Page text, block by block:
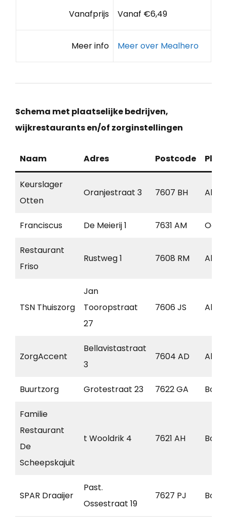
Vanafprijs Vanaf €6,49
Meer info Meer over Mealhero
Schema met plaatselijke bedrijven,
wijkrestaurants en/of zorginstellingen
Naam Adres Postcode
Keurslager
Otten
Oranjestraat 3 7607 BH
Franciscus De Meierij 1 7631 AM
Restaurant
Friso
Rustweg 1 7608 RM
TSN Thuiszorg
Jan
Tooropstraat
27
7606 JS
ZorgAccent
Bellavistastraat
3
7604 AD
Buurtzorg Grotestraat 23 7622 GA
Familie
Restaurant
De
Scheepskajuit
t Wooldrik 4 7621 AH
SPAR Draaijer
Past.
Ossestraat 19
7627 PJ